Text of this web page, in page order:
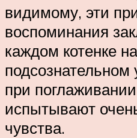
видимому, эти
воспоминания
каждом котенке на
подсознательном
при
испытывают
чувства.